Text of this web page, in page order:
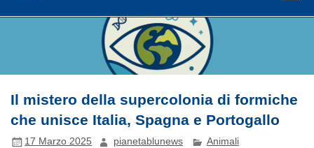
Il mistero della supercolonia di formiche
che unisce Italia, Spagna e Portogallo
17 Marzo 2025 pianetablunews Animali